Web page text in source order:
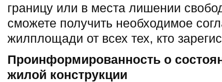
границу или в места лишении
сможете получить необходимое
жилплощади от всех тех, кто
Проинформированность о
жилой конструкции